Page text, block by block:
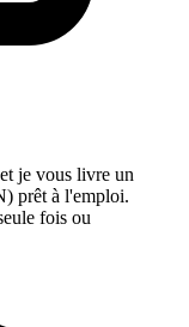
je vous livre un
prêt à l'emploi.
fois ou